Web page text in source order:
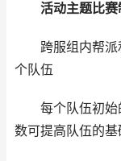
活动主题比赛
跨服组内帮派
个队伍
每个队伍初始
数可提高队伍的